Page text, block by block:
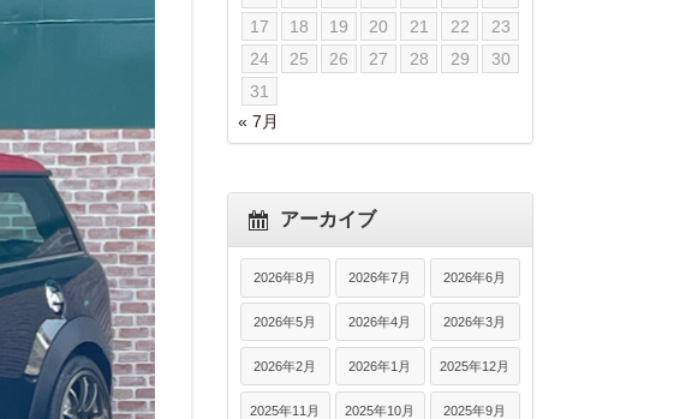
17
18 19 20 21 22
23
24
25 26 27 28 29
30
31
« 7月
アーカイブ
2026年8月 2026年7月 2026年6月
2026年5月 2026年4月 2026年3月
2026年2月 2026年1月 2025年12月
2025年11月 2025年10月 2025年9月